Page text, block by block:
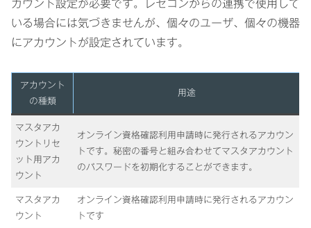
カウント設定が必要です。レセコンからの連携で使用して
いる場合には気づきませんが、個々のユーザ、個々の機器
にアカウントが設定されています。
アカウント
の種類
用途
マスタアカ
ウントリセ
ット用アカ
ウント
オンライン資格確認利用申請時に発行されるアカウン
トです。秘密の番号と組み合わせてマスタアカウント
のパスワードを初期化することができます。
マスタアカ
ウント
オンライン資格確認利用申請時に発行されるアカウン
トです